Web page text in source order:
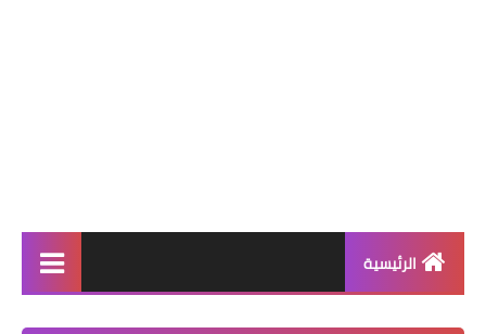
الرئيسية